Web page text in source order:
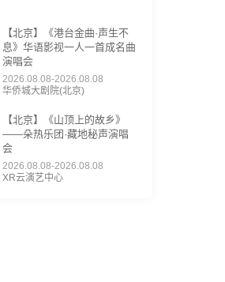
【北京】《港台金曲·声生不
息》华语影视一人一首成名曲
演唱会
2026.08.08-2026.08.08
华侨城大剧院(北京)
【北京】《山顶上的故乡》
——朵热乐团·藏地秘声演唱
会
2026.08.08-2026.08.08
XR云演艺中心